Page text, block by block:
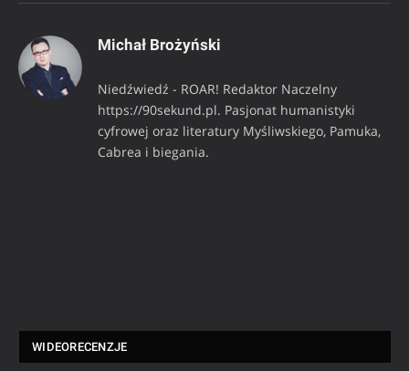
Michał Brożyński
Niedźwiedź - ROAR! Redaktor Naczelny
https://90sekund.pl. Pasjonat humanistyki
cyfrowej oraz literatury Myśliwskiego, Pamuka,
Cabrea i biegania.
WIDEORECENZJE